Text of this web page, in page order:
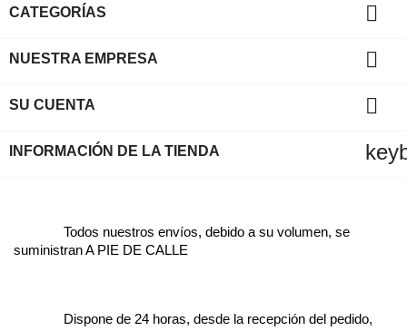
CATEGORÍAS 
NUESTRA EMPRESA 
SU CUENTA 
INFORMACIÓN DE LA TIENDA
Todos nuestros envíos, debido a su volumen, se
suministran A PIE DE CALLE
Dispone de 24 horas, desde la recepción del pedido,